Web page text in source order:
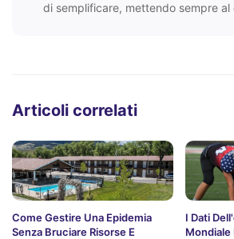
di semplificare, mettendo sempre al
Articoli correlati
Come Gestire Una Epidemia
Senza Bruciare Risorse E
I Dati
Mondiale